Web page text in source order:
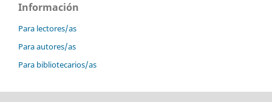
Información
Para lectores/as
Para autores/as
Para bibliotecarios/as